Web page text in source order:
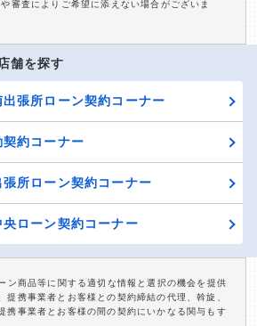
審査によりご希望に添えない場合がございま
舗を探す
張所ローン契約コーナー
約コーナー
所ローン契約コーナー
ローン契約コーナー
ン商品等に関する適切な情報と選択の機会を提供
提携事業者とお客様との契約締結の代理、斡旋、
携事業者とお客様の間の契約にいかなる関与もす